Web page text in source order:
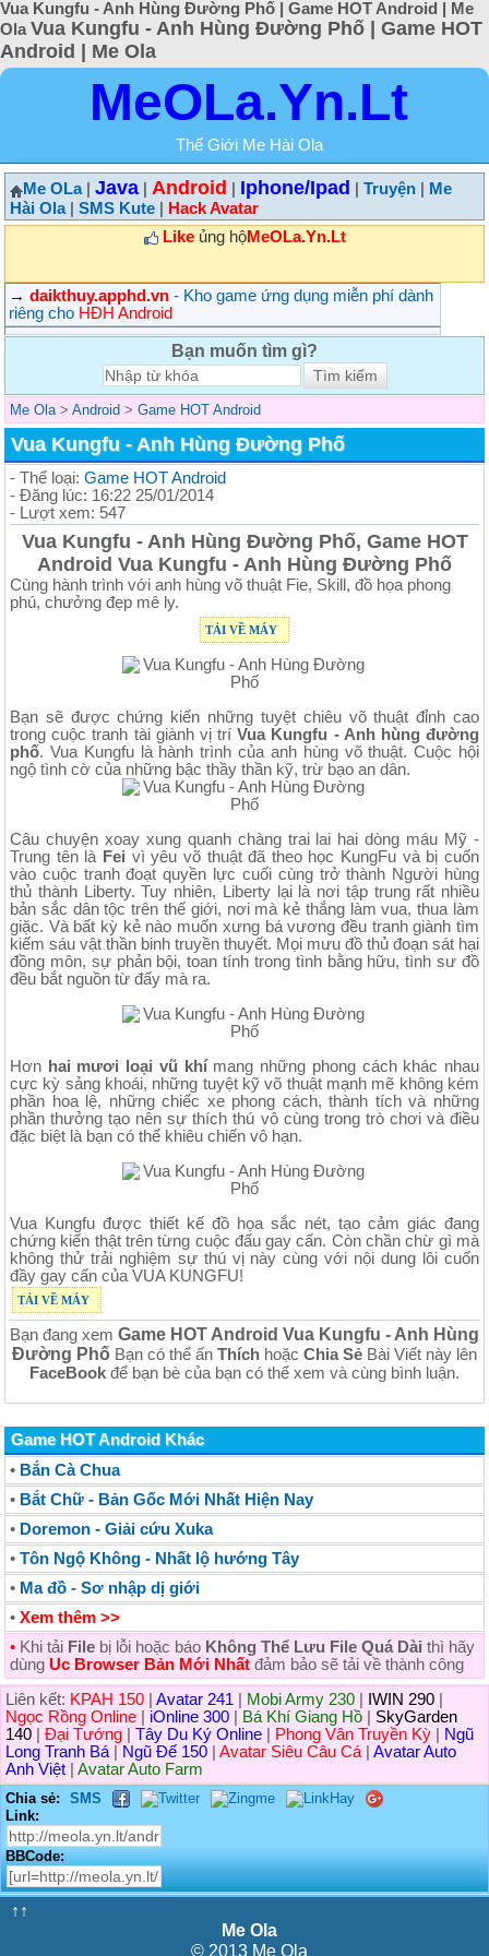
Vua Kungfu - Anh Hùng Đường Phố | Game HOT Android | Me
Ola Vua Kungfu - Anh Hùng Đường Phố | Game HOT
Android | Me Ola
MeOLa.Yn.Lt
Thế Giới Me Hài Ola
Me OLa| Java Android Iphone/Ipad Truyện
Me
Hài Ola| SMS Kute
Hack Avatar
Likeủng hộMeOLa.Yn.Lt
→ daikthuy.apphd.vn - Kho game ứng dụng miễn phí dành
riêng cho HĐH Android
Bạn muốn tìm gì?
Me Ola > Android > Game HOT Android
Vua Kungfu - Anh Hùng Đường Phố
- Thể loại: Game HOT Android
- Đăng lúc: 16:22 25/01/2014
- Lượt xem: 547
Vua Kungfu - Anh Hùng Đường Phố, Game HOT
Android Vua Kungfu - Anh Hùng Đường Phố
Cùng hành trình với anh hùng võ thuật Fie, Skill, đồ họa phong
phú, chưởng đẹp mê ly.
TẢI VỀ MÁY
Bạn sẽ được chứng kiến những tuyệt chiêu võ thuật đỉnh cao
trong cuộc tranh tài giành vị tríVua Kungfu - Anh hùng đường
phố. Vua Kungfu là hành trình của anh hùng võ thuật. Cuộc hội
ngộ tình cờ của những bậc thầy thần kỹ, trừ bạo an dân.
Câu chuyện xoay xung quanh chàng trai lai hai dòng máu Mỹ -
Trung tên là Fei vì yêu võ thuật đã theo học KungFu và bị cuốn
vào cuộc tranh đoạt quyền lực cuối cùng trở thành Người hùng
thủ thành Liberty. Tuy nhiên, Liberty lại là nơi tập trung rất nhiều
bản sắc dân tộc trên thế giới, nơi mà kẻ thắng làm vua, thua làm
giặc. Và bất kỳ kẻ nào muốn xưng bá vương đều tranh giành tìm
kiếm sáu vật thần binh truyền thuyết. Mọi mưu đồ thủ đoạn sát hại
đồng môn, sự phản bội, toan tính trong tình bằng hữu, tình sư đồ
đều bắt nguồn từ đấy mà ra.
Hơn hai mươi loại vũ khímang những phong cách khác nhau
cực kỳ sảng khoái, những tuyệt kỹ võ thuật mạnh mẽ không kém
phần hoa lệ, những chiếc xe phong cách, thành tích và những
phần thưởng tạo nên sự thích thú vô cùng trong trò chơi và điều
đặc biệt là bạn có thể khiêu chiến vô hạn.
Vua Kungfu được thiết kế đồ họa sắc nét, tạo cảm giác đang
chứng kiến thật trên từng cuộc đấu gay cấn. Còn chần chừ gì mà
không thử trải nghiệm sự thú vị này cùng với nội dung lôi cuốn
đầy gay cấn của VUA KUNGFU!
TẢI VỀ MÁY
Bạn đang xem Game HOT Android Vua Kungfu - Anh Hùng
Đường Phố Bạn có thể ấn Thích hoặc Chia Sẻ Bài Viết này lên
FaceBook để bạn bè của bạn có thể xem và cùng bình luận.
Game HOT Android Khác
• Bắn Cà Chua
• Bắt Chữ - Bản Gốc Mới Nhất Hiện Nay
• Doremon - Giải cứu Xuka
• Tôn Ngộ Không - Nhất lộ hướng Tây
• Ma đồ - Sơ nhập dị giới
• Xem thêm >>
• Khi tải File bị lỗi hoặc báo Không Thể Lưu File Quá Dài thì hãy
dùng Uc Browser Bản Mới Nhất đảm bảo sẽ tải về thành công
Liên kết: KPAH 150 Avatar 241 Mobi Army 230 IWIN 290
Ngọc Rồng Online
iOnline 300 Bá Khí Giang Hồ
SkyGarden
140
Đại Tướng Tây Du Ký Online Phong Vân Truyền Kỳ
Ngũ
Long Tranh Bá
Ngũ Đế 150 Avatar Siêu Câu Cá
Avatar Auto
Anh Việt
Avatar Auto Farm
Chia sẻ:
SMS
Link:
BBCode:
↑↑
Me Ola
© 2013 Me Ola